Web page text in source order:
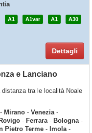
A1 A1var A1 A30
Dettagli
e Lanciano
distanza tra le località Noale
Mirano - Venezia-
Rovigo - Ferrara- Bologna-
Pietro Terme - Imola-